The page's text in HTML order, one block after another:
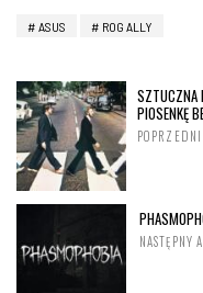
ASUS ROG ALLY
SZTUCZNA
PIOSENKĘ
NASTĘPNY